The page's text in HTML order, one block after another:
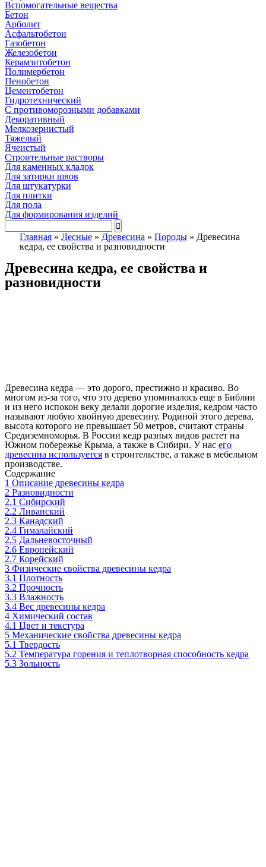
Вспомогательные вещества
Бетон
Арболит
Асфальтобетон
Газобетон
Железобетон
Керамзитобетон
Полимербетон
Пенобетон
Цементобетон
Гидротехнический
C противоморозными добавками
Декоративный
Мелкозернистый
Тяжелый
Ячеистый
Строительные растворы
Для каменных кладок
Для затирки швов
Для штукатурки
Для плитки
Для пола
Для формирования изделий
Главная » Лесные » Древесина » Породы » Древесина
кедра, ее свойства и разновидности
Древесина кедра, ее свойства и
разновидности
Древесина кедра — это дорого, престижно и красиво. Во
многом из-за того, что это дерево упоминалось еще в Библии
и из него испокон веку делали дорогие изделия, кедром часто
называют любую хвойную древесину. Родиной этого дерева,
высота которого не превышает 50 метров, считают страны
Средиземноморья. В России кедр разных видов растет на
Южном побережье Крыма, а также в Сибири. У нас его
древесина используется в строительстве, а также в мебельном
производстве.
Содержание
1 Описание древесины кедра
2 Разновидности
2.1 Сибирский
2.2 Ливанский
2.3 Канадский
2.4 Гималайский
2.5 Дальневосточный
2.6 Европейский
2.7 Корейский
3 Физические свойства древесины кедра
3.1 Плотность
3.2 Прочность
3.3 Влажность
3.4 Вес древесины кедра
4 Химический состав
4.1 Цвет и текстура
5 Механические свойства древесины кедра
5.1 Твердость
5.2 Температура горения и теплотворная способность кедра
5.3 Зольность